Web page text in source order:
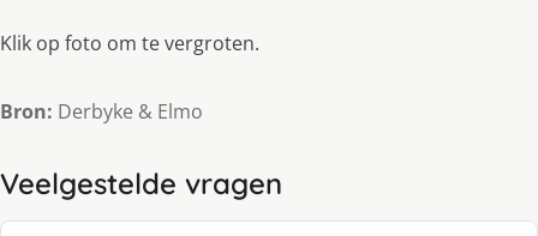
Klik op foto om te vergroten.
Bron: Derbyke & Elmo
Veelgestelde vragen